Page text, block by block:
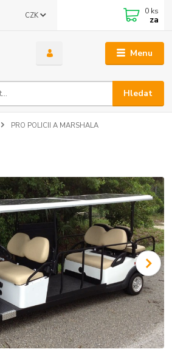
Menu
CZK
Hledat
0 ks
za
PRO POLICII A MARSHALA